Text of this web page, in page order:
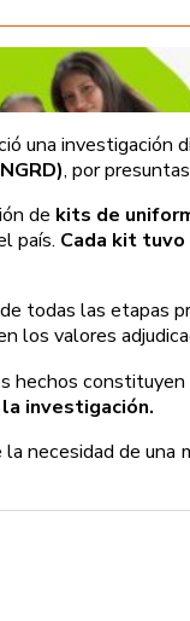
una investigación
, por
de kits de
país. Cada kit tuvo
todas las etapas
los valores
hechos
investigación.
necesidad de una